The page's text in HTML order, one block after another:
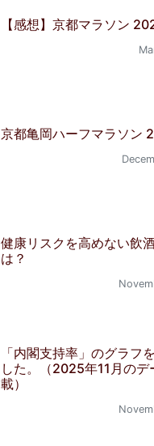
【感想】京都マラソン
京都亀岡ハーフマラソン
健康リスクを高めない飲
は？
「内閣支持率」のグラフ
した。（2025年11月のデ
載）